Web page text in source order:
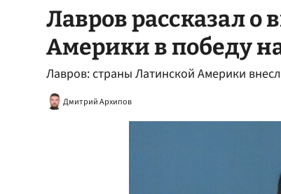
Лавров рассказал о
Америки в победу
Лавров: страны Латинской Америки
Дмитрий Архипов